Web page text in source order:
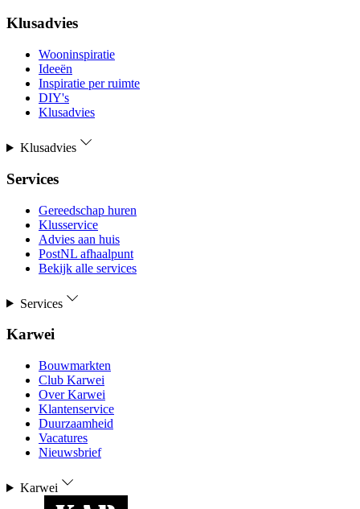
Klusadvies
Wooninspiratie
Ideeën
Inspiratie per ruimte
DIY's
Klusadvies
Klusadvies
Services
Gereedschap huren
Klusservice
Advies aan huis
PostNL afhaalpunt
Bekijk alle services
Services
Karwei
Bouwmarkten
Club Karwei
Over Karwei
Klantenservice
Duurzaamheid
Vacatures
Nieuwsbrief
Karwei